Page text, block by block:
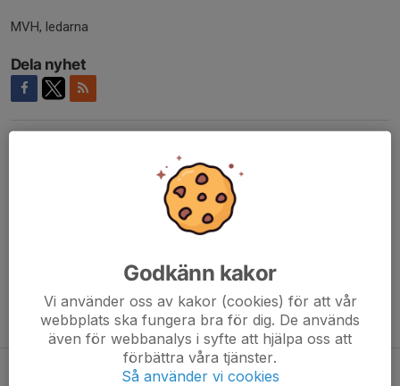
MVH, ledarna
Dela nyhet
7 aug 2025
Hej! trodde jag hade sparat svaret i kallelsen, men Filippa
vill vara med på lördag om det inte är försent :)
Tidigare nyheter
Träning flyttad inomhus
Godkänn kakor
Vi använder oss av kakor (cookies) för att vår
webbplats ska fungera bra för dig. De används
även för webbanalys i syfte att hjälpa oss att
förbättra våra tjänster.
Så använder vi cookies